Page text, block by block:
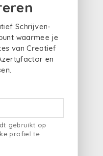
Schrijven-
waarmee je
van Creatief
en
gebruikt op
profiel te